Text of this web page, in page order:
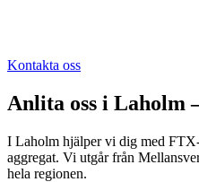
Kontakta oss
Anlita oss i Laholm
I Laholm hjälper vi dig med
aggregat. Vi utgår från
hela regionen.